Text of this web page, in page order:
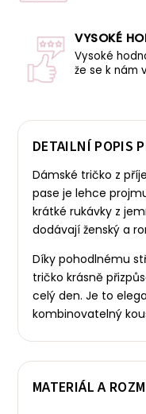
VYSOKÉ
Vysoké
že se k nám
DETAILNÍ POPIS
Dámské tričko z
pase je lehce
krátké rukávky z
dodávají ženský a
Díky pohodlnému
tričko krásně
celý den. Je to
kombinovatelný
MATERIÁL A